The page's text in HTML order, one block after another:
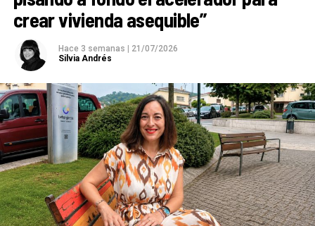
crear vivienda asequible”
Hace 3 semanas
21/07/2026
Silvia Andrés